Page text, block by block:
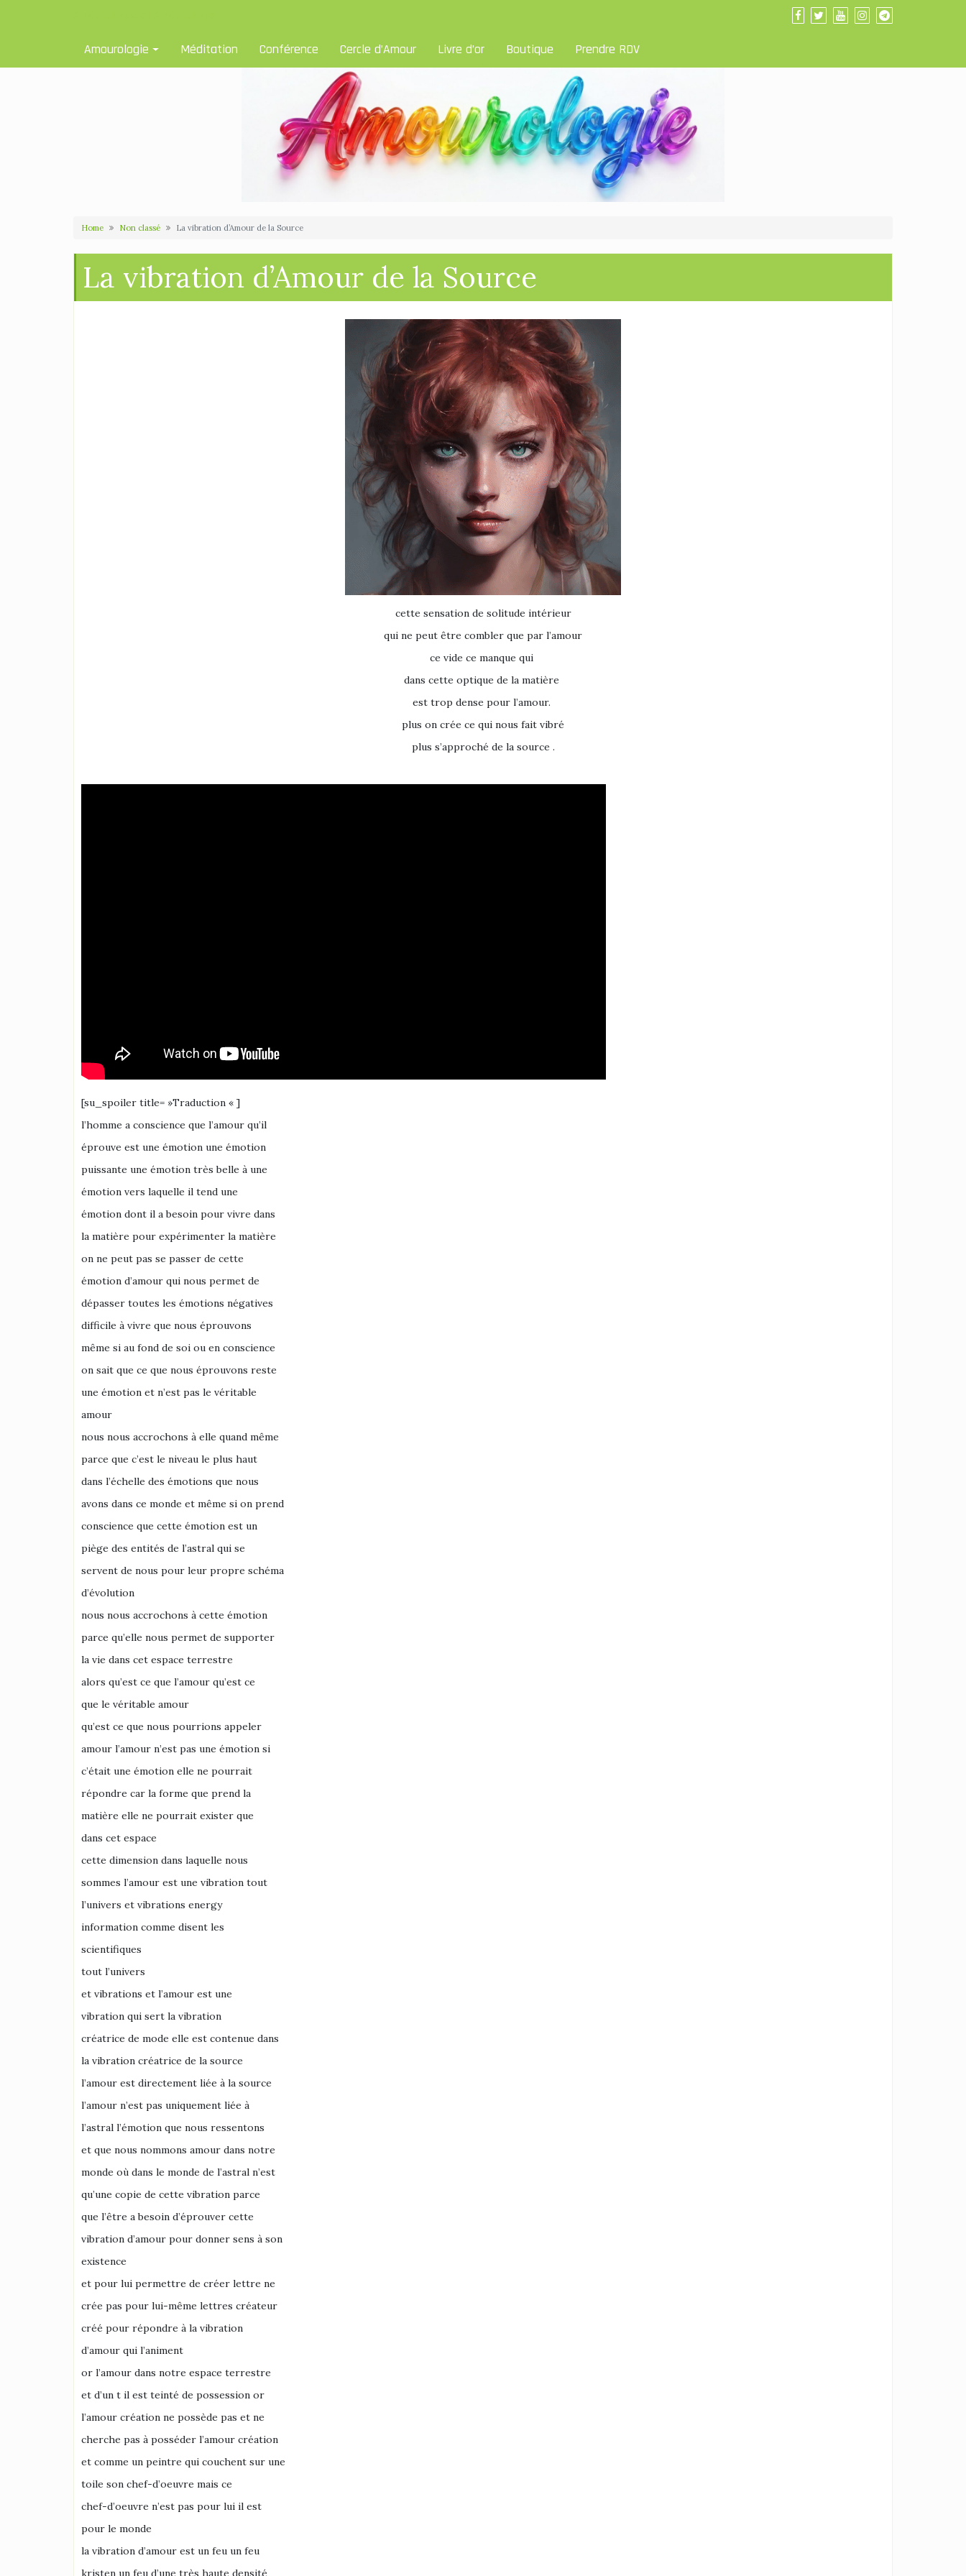
Amourologie Méditation Conférence Cercle d’Amour Livre d’or Boutique Prendre RDV
Home Non classé La vibration d’Amour de la Source
La vibration d’Amour de la Source
cette sensation de solitude intérieur
qui ne peut être combler que par l’amour
ce vide ce manque qui
dans cette optique de la matière
est trop dense pour l’amour.
plus on crée ce qui nous fait vibré
plus s’approché de la source .
[su_spoiler title= »Traduction « ]
l’homme a conscience que l’amour qu’il
éprouve est une émotion une émotion
puissante une émotion très belle à une
émotion vers laquelle il tend une
émotion dont il a besoin pour vivre dans
la matière pour expérimenter la matière
on ne peut pas se passer de cette
émotion d’amour qui nous permet de
dépasser toutes les émotions négatives
difficile à vivre que nous éprouvons
même si au fond de soi ou en conscience
on sait que ce que nous éprouvons reste
une émotion et n’est pas le véritable
amour
nous nous accrochons à elle quand même
parce que c’est le niveau le plus haut
dans l’échelle des émotions que nous
avons dans ce monde et même si on prend
conscience que cette émotion est un
piège des entités de l’astral qui se
servent de nous pour leur propre schéma
d’évolution
nous nous accrochons à cette émotion
parce qu’elle nous permet de supporter
la vie dans cet espace terrestre
alors qu’est ce que l’amour qu’est ce
que le véritable amour
qu’est ce que nous pourrions appeler
amour l’amour n’est pas une émotion si
c’était une émotion elle ne pourrait
répondre car la forme que prend la
matière elle ne pourrait exister que
dans cet espace
cette dimension dans laquelle nous
sommes l’amour est une vibration tout
l’univers et vibrations energy
information comme disent les
scientifiques
tout l’univers
et vibrations et l’amour est une
vibration qui sert la vibration
créatrice de mode elle est contenue dans
la vibration créatrice de la source
l’amour est directement liée à la source
l’amour n’est pas uniquement liée à
l’astral l’émotion que nous ressentons
et que nous nommons amour dans notre
monde où dans le monde de l’astral n’est
qu’une copie de cette vibration parce
que l’être a besoin d’éprouver cette
vibration d’amour pour donner sens à son
existence
et pour lui permettre de créer lettre ne
crée pas pour lui-même lettres créateur
créé pour répondre à la vibration
d’amour qui l’animent
or l’amour dans notre espace terrestre
et d’un t il est teinté de possession or
l’amour création ne possède pas et ne
cherche pas à posséder l’amour création
et comme un peintre qui couchent sur une
toile son chef-d’oeuvre mais ce
chef-d’oeuvre n’est pas pour lui il est
pour le monde
la vibration d’amour est un feu un feu
kristen un feu d’une très haute densité